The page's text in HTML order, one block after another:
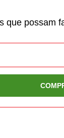
que possam